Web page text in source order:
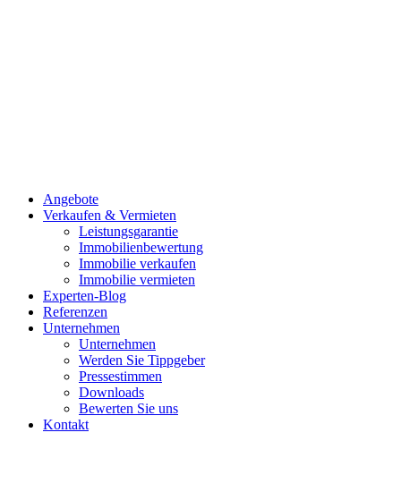
Angebote
Verkaufen & Vermieten
Leistungsgarantie
Immobilienbewertung
Immobilie verkaufen
Immobilie vermieten
Experten-Blog
Referenzen
Unternehmen
Unternehmen
Werden Sie Tippgeber
Pressestimmen
Downloads
Bewerten Sie uns
Kontakt